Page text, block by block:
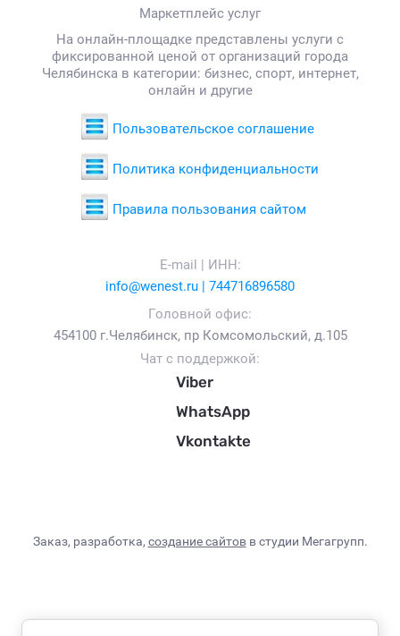
Маркетплейс услуг
На онлайн-площадке представлены услуги с
фиксированной ценой от организаций города
Челябинска в категории: бизнес, спорт, интернет,
онлайн и другие
Пользовательское соглашение
Политика конфиденциальности
Правила пользования сайтом
E-mail | ИНН:
info@wenest.ru | 744716896580
Головной офис:
454100 г.Челябинск, пр Комсомольский, д.105
Чат с поддержкой:
Viber
WhatsApp
Vkontakte
Заказ, разработка, создание сайтовв студии Мегагрупп.